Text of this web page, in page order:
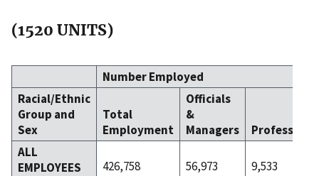
(1520 UNITS)
Number Employed
Racial/Ethnic
Group and
Sex
Total
Employment
Officials
&
Managers
ALL
EMPLOYEES
426,758 56,973
9,533